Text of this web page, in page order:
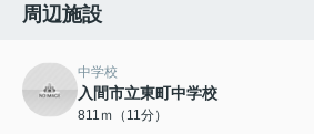
周辺施設
中学校
入間市立東町中学校
811ｍ（11分）